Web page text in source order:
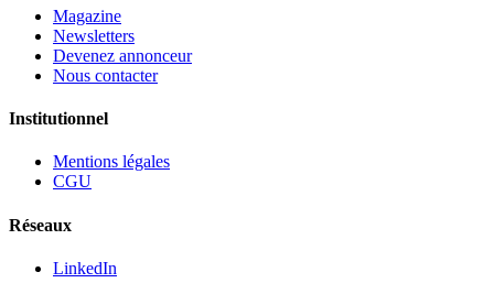
Magazine
Newsletters
Devenez annonceur
Nous contacter
Institutionnel
Mentions légales
CGU
Réseaux
LinkedIn